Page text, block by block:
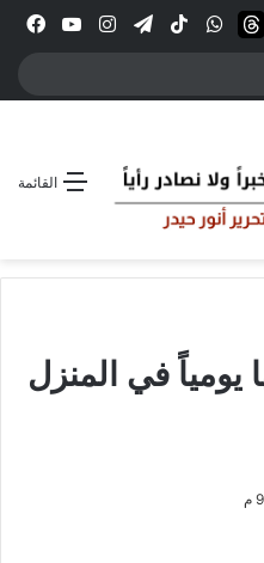
انستقرامتيلقرام‫TikTokواتسابthreadsTwitter
المظلم
القائمة
يومياً في المنزل